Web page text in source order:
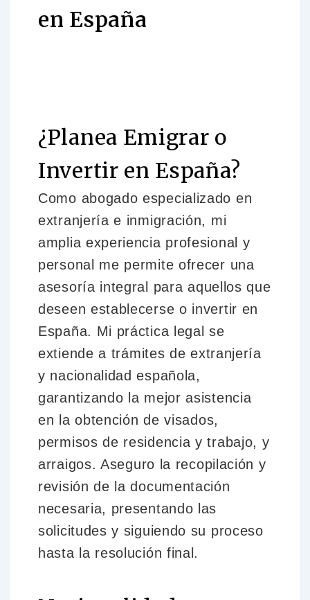
en España
¿Planea Emigrar o
Invertir en España?
Como abogado especializado en
extranjería e inmigración, mi
amplia experiencia profesional y
personal me permite ofrecer una
asesoría integral
para aquellos que
deseen establecerse o invertir en
España. Mi práctica legal se
extiende a trámites de extranjería
y nacionalidad española,
garantizando la mejor asistencia
en la obtención devisados,
permisos de residencia y trabajo, y
arraigos. Aseguro la recopilación y
revisión de la documentación
necesaria, presentando las
solicitudes y siguiendo su proceso
hasta la resolución final.